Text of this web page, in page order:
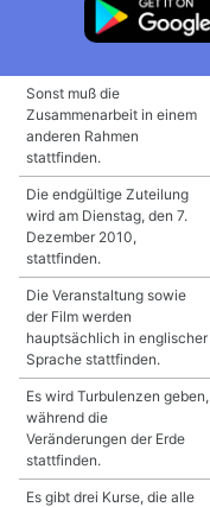
Sonst muß die
Zusammenarbeit in einem
anderen Rahmen
stattfinden.
Die endgültige Zuteilung
wird am Dienstag, den 7.
Dezember 2010,
stattfinden.
Die Veranstaltung sowie
der Film werden
hauptsächlich in englischer
Sprache stattfinden.
Es wird Turbulenzen geben,
während die
Veränderungen der Erde
stattfinden.
Es gibt drei Kurse, die alle